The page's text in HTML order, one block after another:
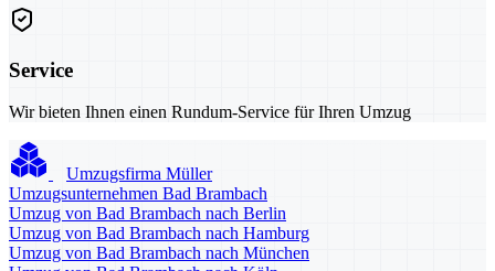
Service
Wir bieten Ihnen einen Rundum-Service für Ihren Umzug
Umzugsfirma Müller
Umzugsunternehmen Bad Brambach
Umzug von Bad Brambach nach Berlin
Umzug von Bad Brambach nach Hamburg
Umzug von Bad Brambach nach München